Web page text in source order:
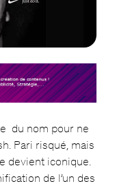
du nom pour ne
Pari risqué, mais
devient iconique.
de l’un des